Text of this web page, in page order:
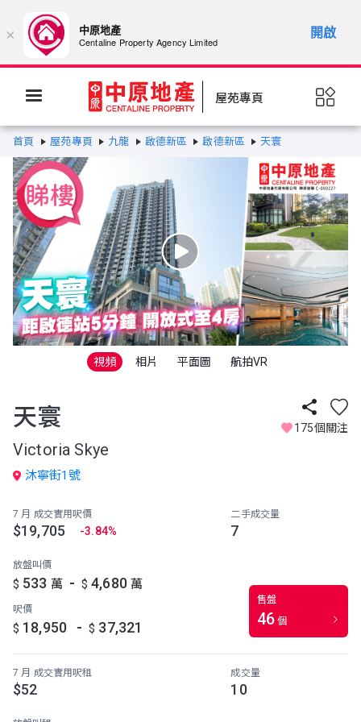
屋苑專頁
首頁 屋苑專頁 九龍 啟德新區 啟德新區 天寰
天寰 175個關注
Victoria Skye
沐寧街1號
7 月 成交實用呎價
$19,705 -3.84%
二手成交量
7
放盤叫價
$ 533 萬 - $ 4,680 萬
呎價
$ 18,950 - $ 37,321
售盤
46 個
7 月 成交實用呎租
$52
成交量
10
視頻 相片 平面圖 航拍VR
× 中原地產
Centaline Property Agency Limited
開啟